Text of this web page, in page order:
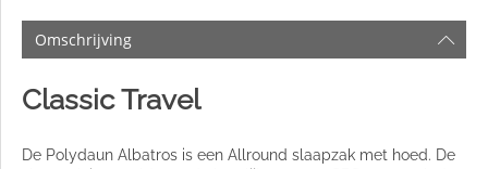
Omschrijving
Classic Travel
De Polydaun Albatros is een Allround slaapzak met hoed. De